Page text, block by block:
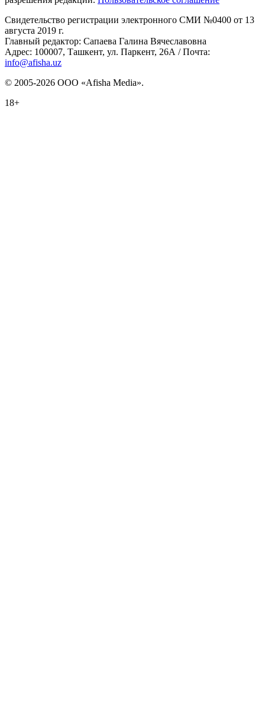
Свидетельство регистрации электронного СМИ №0400 от 13
августа 2019 г.
Главный редактор: Сапаева Галина Вячеславовна
Адрес: 100007, Ташкент, ул. Паркент, 26А / Почта:
info@afisha.uz
© 2005-2026 ООО «Afisha Media».
18+